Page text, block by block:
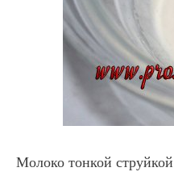
Молоко тонкой